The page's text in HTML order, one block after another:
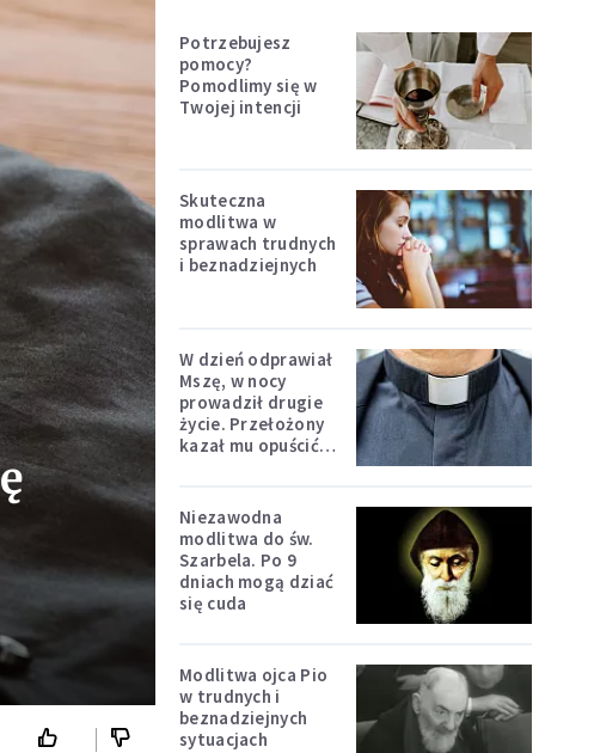
Potrzebujesz
pomocy?
Pomodlimy się w
Twojej intencji
Skuteczna
modlitwa w
sprawach trudnych
i beznadziejnych
W dzień odprawiał
Mszę, w nocy
prowadził drugie
życie. Przełożony
kazał mu opuścić
Niezawodna
modlitwa do św.
Szarbela. Po 9
dniach mogą dziać
się cuda
Modlitwa ojca Pio
w trudnych i
beznadziejnych
sytuacjach